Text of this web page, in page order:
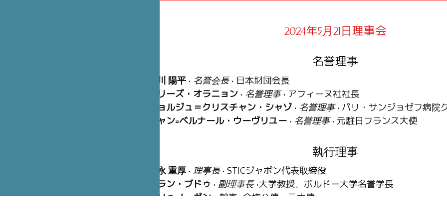
2024年5月21日理事会
名誉理事
笹川 陽平 • 名誉会長• 日本財団会長
マリーズ・オラニョン • 名誉理事• アフィーヌ社社長
ジョルジュ＝クリスチャン・シャゾ • 名誉理事• パリ・サンジョゼフ病院
ジャン=ベルナール・ウーヴリユー • 名誉理事• 元駐日フランス大使
執行理事
冨永 重厚 • 理事長• STICジャポン代表取締役
アラン・ブドゥ • 副理事長•大学教授、ボルドー大学名誉学長
ブリュノ・ガン
幹事• 全権公使、元大使